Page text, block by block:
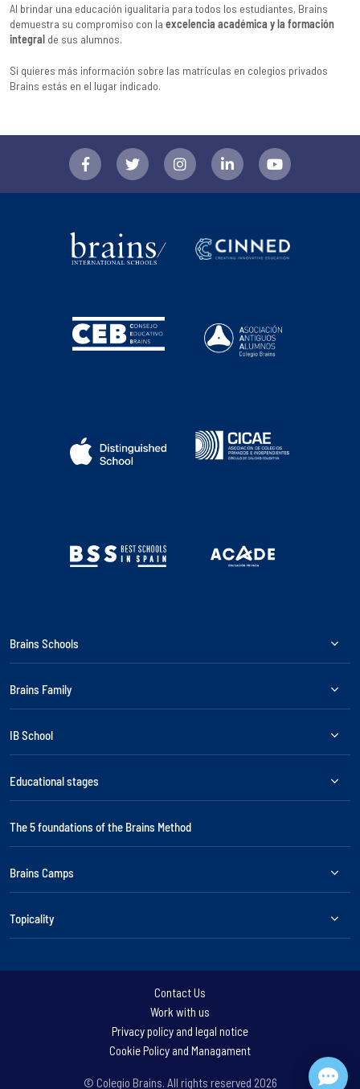
Al brindar una educación igualitaria para todos los estudiantes, Brains
demuestra su compromiso con la excelencia académica y la formación
integral de sus alumnos.
Si quieres más información sobre las matrículas en colegios privados
Brains estás en el lugar indicado.
Brains Schools
Brains Family
IB School
Educational stages
The 5 foundations of the Brains Method
Brains Camps
Topicality
Contact Us
Work with us
Privacy policy and legal notice
Cookie Policy and Managament
© Colegio Brains. All rights reserved 2026